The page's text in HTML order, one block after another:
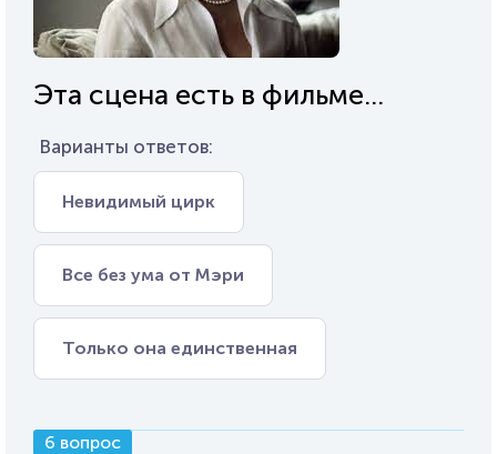
Эта сцена есть в фильме...
Варианты ответов:
Невидимый цирк
Все без ума от Мэри
Только она единственная
6 вопрос